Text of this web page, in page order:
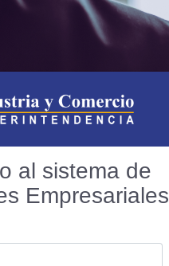
al sistema de
Empresariales